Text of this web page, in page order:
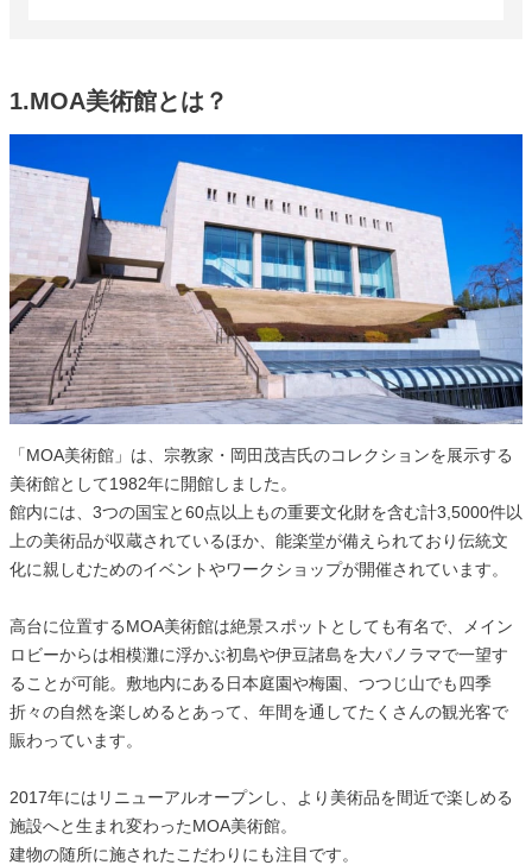
1.MOA美術館とは？
「MOA美術館」は、宗教家・岡田茂吉氏のコレクションを展示する
美術館として1982年に開館しました。
館内には、3つの国宝と60点以上もの重要文化財を含む計3,5000件以
上の美術品が収蔵されているほか、能楽堂が備えられており伝統文
化に親しむためのイベントやワークショップが開催されています。
高台に位置するMOA美術館は絶景スポットとしても有名で、メイン
ロビーからは相模灘に浮かぶ初島や伊豆諸島を大パノラマで一望す
ることが可能。敷地内にある日本庭園や梅園、つつじ山でも四季
折々の自然を楽しめるとあって、年間を通してたくさんの観光客で
賑わっています。
2017年にはリニューアルオープンし、より美術品を間近で楽しめる
施設へと生まれ変わったMOA美術館。
建物の随所に施されたこだわりにも注目です。